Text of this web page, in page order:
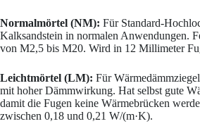
Normalmörtel (NM): Für Standard-
Kalksandstein in normalen Anwendungen.
von M2,5 bis M20. Wird in 12 Millimeter
Leichtmörtel (LM): Für
mit hoher Dämmwirkung. Hat selbst gute
damit die Fugen keine Wärmebrücken
zwischen 0,18 und 0,21 W/(m·K).